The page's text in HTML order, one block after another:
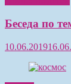
Беседа по
10.06.2019